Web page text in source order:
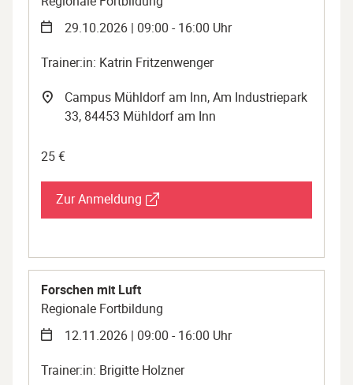
29.10.2026 | 09:00 - 16:00 Uhr
Trainer:in: Katrin Fritzenwenger
Campus Mühldorf am Inn, Am Industriepark
33, 84453 Mühldorf am Inn
25 €
Zur Anmeldung
Forschen mit Luft
Regionale Fortbildung
12.11.2026 | 09:00 - 16:00 Uhr
Trainer:in: Brigitte Holzner